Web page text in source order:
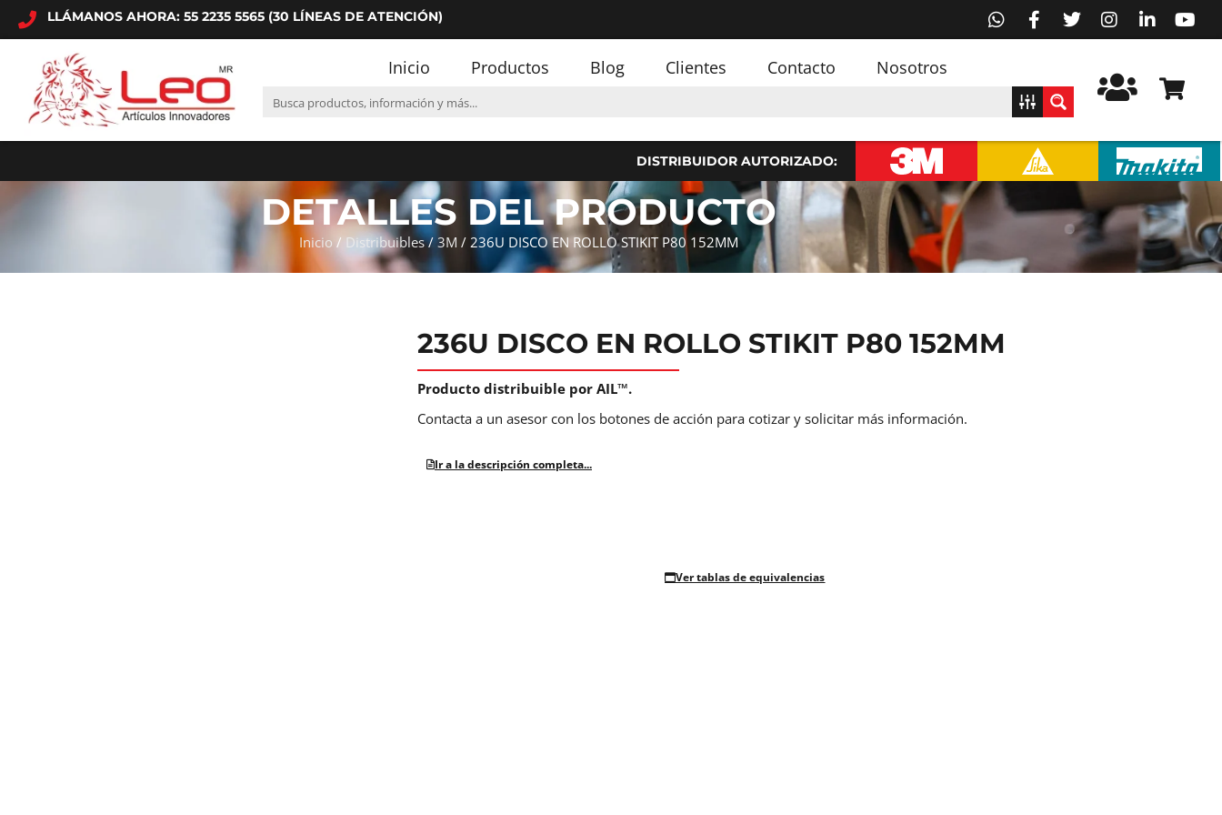
LLÁMANOS AHORA: 55 2235 5565 (30 LÍNEAS DE ATENCIÓN)
Inicio Productos Blog Clientes Contacto Nosotros
DISTRIBUIDOR AUTORIZADO:
DETALLES DEL PRODUCTO
Inicio /Distribuibles/3M / 236U DISCO EN ROLLO STIKIT P80 152MM
236U DISCO EN ROLLO STIKIT P80 152MM
Producto distribuible por AIL™.
Contacta a un asesor con los botones de acción para cotizar y solicitar más información.
Ir a la descripción completa...
Ver tablas de equivalencias